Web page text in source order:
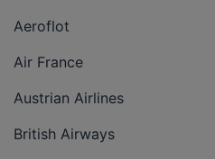
Aeroflot
Air France
Austrian Airlines
British Airways